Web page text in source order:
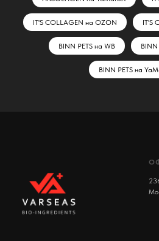
IT'S COLLAGEN на OZON IT'S
BINN PETS на WB BINN
BINN PETS на